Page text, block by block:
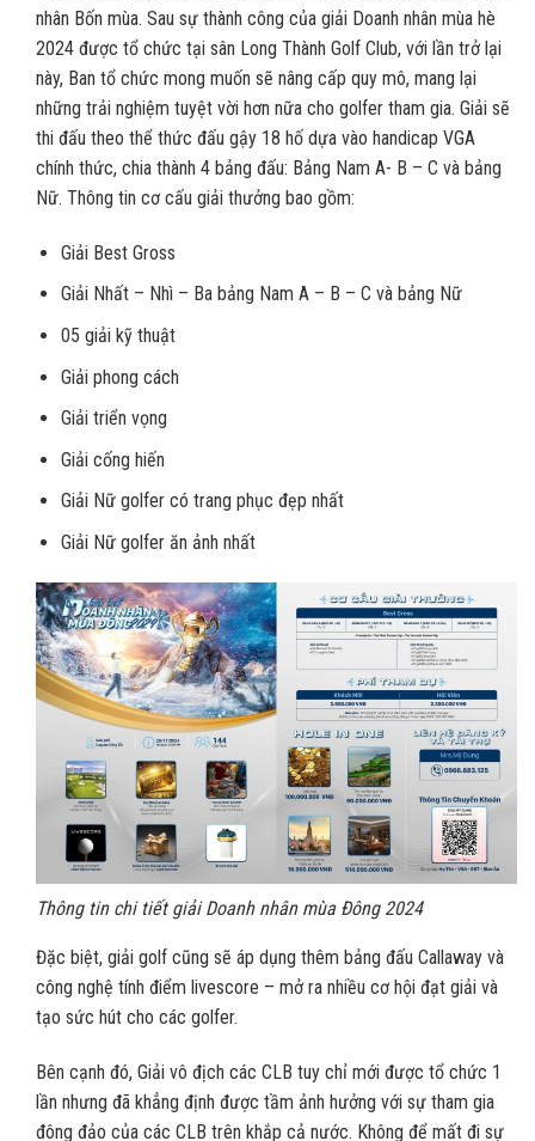
nhân Bốn mùa. Sau sự thành công của giải Doanh nhân mùa hè
2024 được tổ chức tại sân Long Thành Golf Club, với lần trở lại
này, Ban tổ chức mong muốn sẽ nâng cấp quy mô, mang lại
những trải nghiệm tuyệt vời hơn nữa cho golfer tham gia. Giải sẽ
thi đấu theo thể thức đấu gậy 18 hố dựa vào handicap VGA
chính thức, chia thành 4 bảng đấu: Bảng Nam A- B – C và bảng
Nữ. Thông tin cơ cấu giải thưởng bao gồm:
Giải Best Gross
Giải Nhất – Nhì – Ba bảng Nam A – B – C và bảng Nữ
05 giải kỹ thuật
Giải phong cách
Giải triển vọng
Giải cống hiến
Giải Nữ golfer có trang phục đẹp nhất
Giải Nữ golfer ăn ảnh nhất
Thông tin chi tiết giải Doanh nhân mùa Đông 2024
Đặc biệt, giải golf cũng sẽ áp dụng thêm bảng đấu Callaway và
công nghệ tính điểm livescore – mở ra nhiều cơ hội đạt giải và
tạo sức hút cho các golfer.
Bên cạnh đó, Giải vô địch các CLB tuy chỉ mới được tổ chức 1
lần nhưng đã khẳng định được tầm ảnh hưởng với sự tham gia
đông đảo của các CLB trên khắp cả nước. Không để mất đi sự